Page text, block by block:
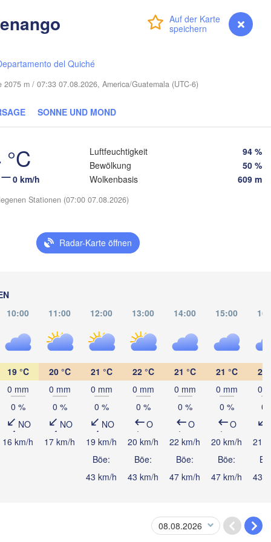
Anmelden myVentusky Vorhersage
del Quiché
2075 m / 07:33 07.08.2026, America/Guatemala (UTC-6)
SONNE UND MOND
°C
0 km/h
Luftfeuchtigkeit
94 %
Bewölkung
50 %
Wolkenbasis
609 m
Stationen (07:00 07.08.2026)
Radar-Karte öffnen
10:00 11:00 12:00 13:00 14:00 15:00
19 °C
0 mm
0 %
NO
16 km/h
20 °C
0 mm
0 %
NO
17 km/h
21 °C
0 mm
0 %
NO
19 km/h
Böe:
43 km/h
22 °C
0 mm
0 %
O
20 km/h
Böe:
43 km/h
21 °C
0 mm
0 %
O
22 km/h
Böe:
47 km/h
21 °C
0 mm
0 %
O
20 km/h
Böe:
47 km/h
20
0
0
21
43
Santa Clara
KUBA Camagüey
Riohacha
Maracaibo
Valledupar
T